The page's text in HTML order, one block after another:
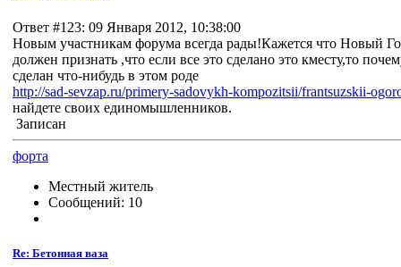
Ответ #123: 09 Января 2012, 10:38:00
Новым участникам форума всегда рады!Кажется что Новый
должен признать ,что если все это сделано это кместу,то
сделан что-нибудь в этом роде
http://sad-sevzap.ru/primery-sadovykh-kompozitsii/frantsuzskii-
найдете своих единомышленников.
Записан
форта
Местный житель
Сообщений: 10
Re: Бетонная ваза